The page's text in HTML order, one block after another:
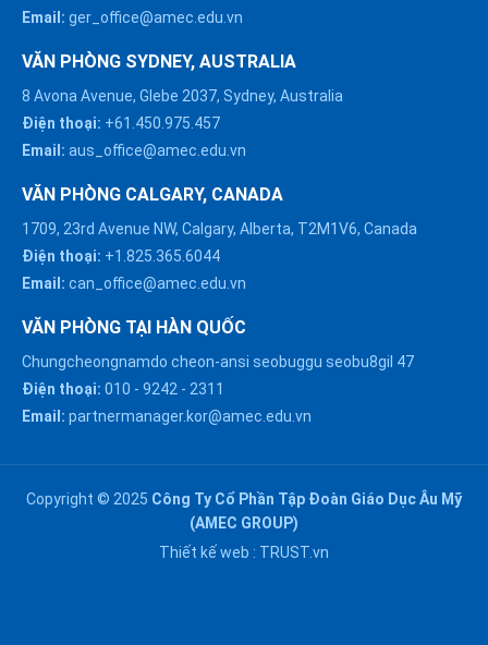
Email: ger_office@amec.edu.vn
VĂN PHÒNG SYDNEY, AUSTRALIA
8 Avona Avenue, Glebe 2037, Sydney, Australia
Điện thoại: +61.450.975.457
Email: aus_office@amec.edu.vn
VĂN PHÒNG CALGARY, CANADA
1709, 23rd Avenue NW, Calgary, Alberta, T2M1V6, Canada
Điện thoại: +1.825.365.6044
Email: can_office@amec.edu.vn
VĂN PHÒNG TẠI HÀN QUỐC
Chungcheongnamdo cheon-ansi seobuggu seobu8gil 47
Điện thoại: 010 - 9242 - 2311
Email: partnermanager.kor@amec.edu.vn
Copyright © 2025 Công Ty Cổ Phần Tập Đoàn Giáo Dục Âu Mỹ
(AMEC GROUP)
Thiết kế web : TRUST.vn
HÀ NỘI :
0914863466
ĐÀ NẴNG :
0916082128
HỒ CHÍ MINH :
Chat với chúng tôi trên
Zalo